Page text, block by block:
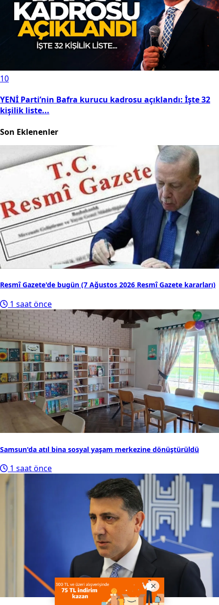
10
YENİ Parti’nin Bafra kurucu kadrosu açıklandı: İşte 32
kişilik liste...
Son Eklenenler
Resmî Gazete'de bugün (7 Ağustos 2026 Resmî Gazete kararları)
1 saat önce
Samsun'da atıl bina sosyal yaşam merkezine dönüştürüldü
1 saat önce